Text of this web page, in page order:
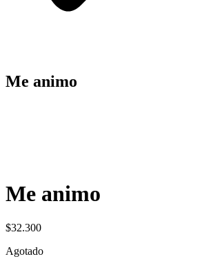
Me animo
Me animo
$32.300
Agotado